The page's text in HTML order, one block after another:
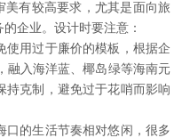
美有较高要求，尤其是面向旅
企业。设计时要注意：
使用过于廉价的模板，根据企
融入海洋蓝、椰岛绿等海南元
持克制，避免过于花哨而影响
口的生活节奏相对悠闲，很多